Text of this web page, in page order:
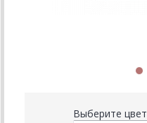
Выберите цвет